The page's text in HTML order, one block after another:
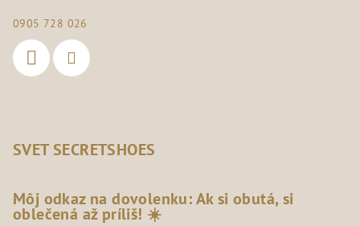
0905 728 026
SVET SECRETSHOES
Môj odkaz na dovolenku: Ak si obutá, si
oblečená až príliš! ☀️